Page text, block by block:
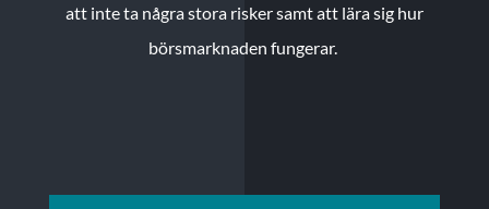
att inte ta några stora risker samt att lära sig hur
börsmarknaden fungerar.